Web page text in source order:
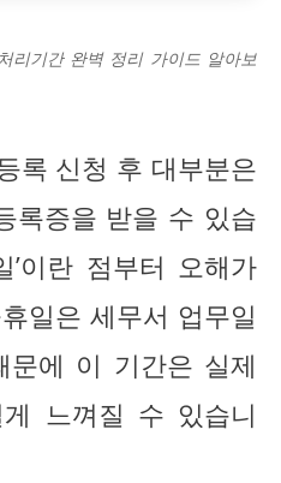
리기간 완벽 정리 가이드 알아보
록 신청 후 대부분은
록증을 받을 수 있습
’이란 점부터 오해가
일은 세무서 업무일
에 이 기간은 실제
느껴질 수 있습니